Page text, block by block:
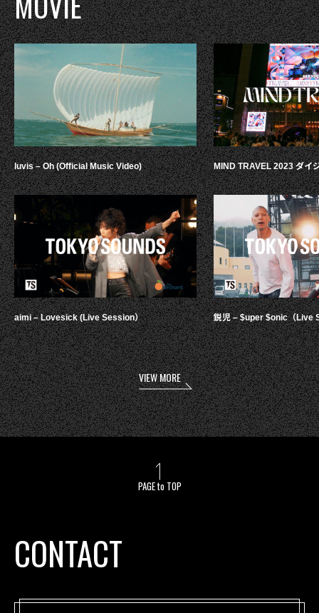
luvis – Oh (Official Music Video)
aimi – Lovesick (Live Session）
MIND TRAVEL 2023 ダイ
鋭児 – $uper $onic（Live
VIEW MORE
PAGE to TOP
CONTACT